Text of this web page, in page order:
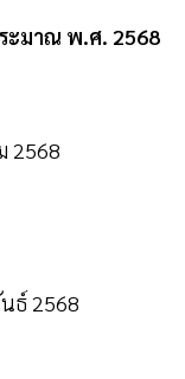
ะมาณ พ.ศ. 2568
2568
ธ์ 2568